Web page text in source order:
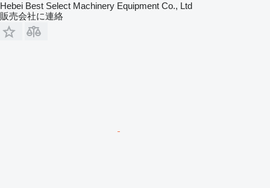
Hebei Best Select Machinery Equipment Co., Ltd
販売会社に連絡